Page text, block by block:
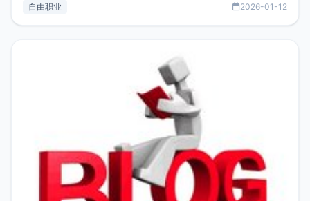
收入下降20%，但却过得很充实，2026年不求突破，但求保
自由职业 2026-01-12